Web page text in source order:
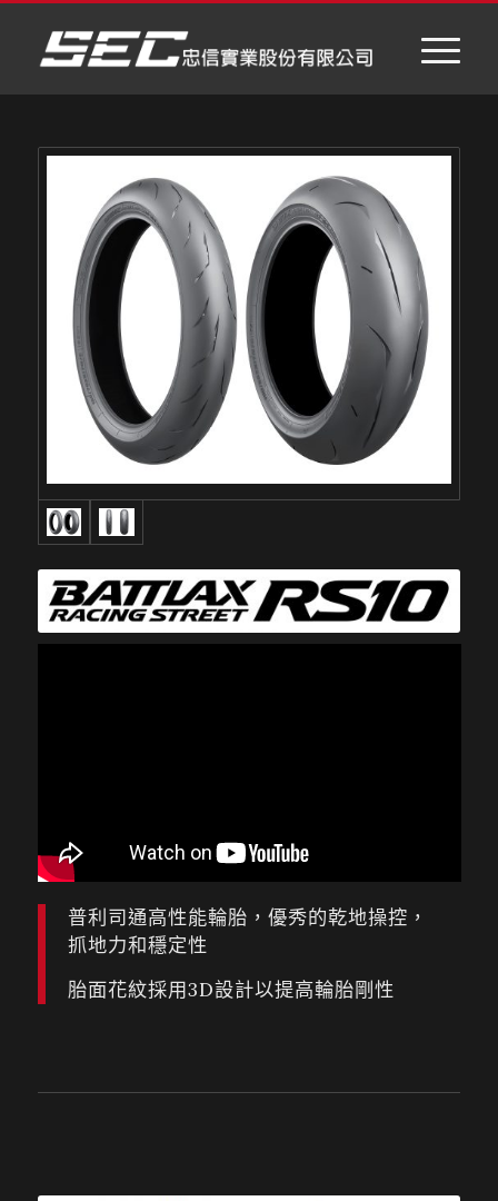
普利司通高性能輪胎，優秀的乾地操控，
抓地力和穩定性
胎面花紋採用3D設計以提高輪胎剛性